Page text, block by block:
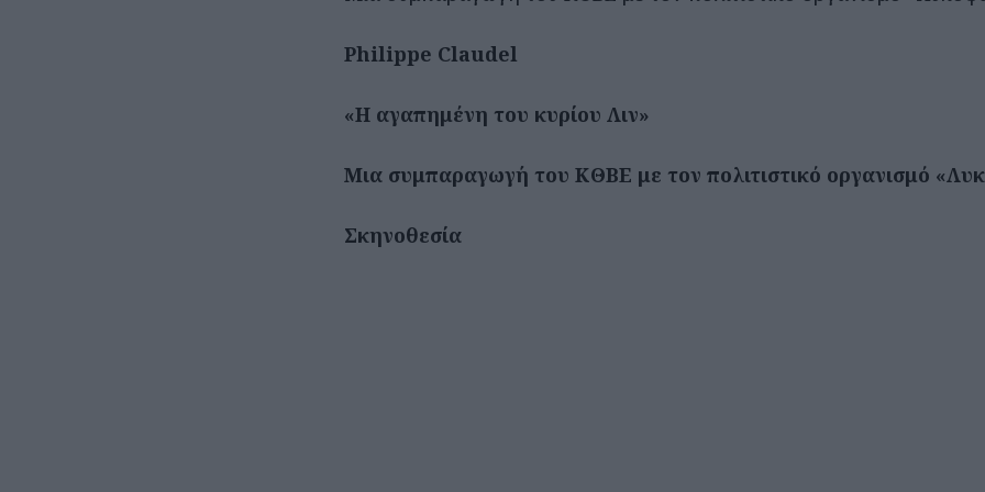
Philippe Claudel
«Η αγαπημένη του κυρίου Λιν»
Μια συμπαραγωγή του ΚΘΒΕ με τον πολιτιστικό οργανισμό
Σκηνοθεσία